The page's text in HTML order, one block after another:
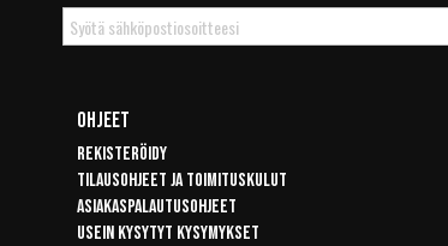
Tilaa
uutiskirje
Ohjeet
Rekisteröidy
Tilausohjeet ja toimituskulut
Asiakaspalautusohjeet
Usein kysytyt kysymykset